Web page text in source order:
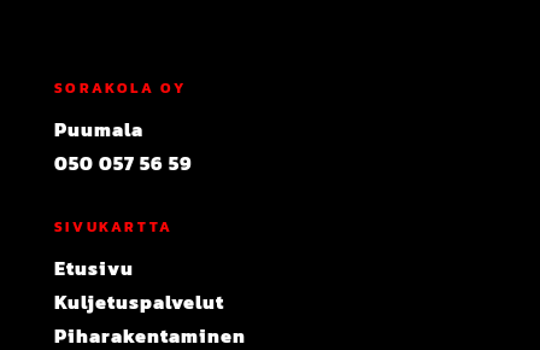
SORAKOLA OY
Puumala
050 057 56 59
SIVUKARTTA
Etusivu
Kuljetuspalvelut
Piharakentaminen